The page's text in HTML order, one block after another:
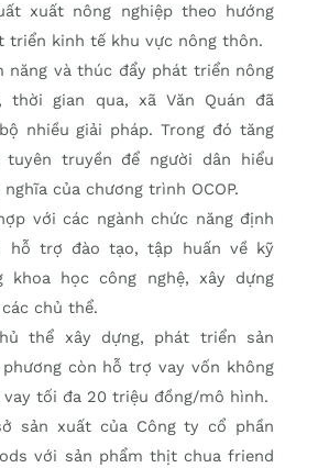
xuất nông nghiệp theo hướng
triển kinh tế khu vực nông thôn.
năng và thúc đẩy phát triển nông
thời gian qua, xã Văn Quán đã
nhiều giải pháp. Trong đó tăng
tuyên truyền để người dân hiểu
của chương trình OCOP.
với các ngành chức năng định
hỗ trợ đào tạo, tập huấn về kỹ
khoa học công nghệ, xây dựng
chủ thể.
thể xây dựng, phát triển sản
phương còn hỗ trợ vay vốn không
tối đa 20 triệu đồng/mô hình.
sản xuất của Công ty cổ phần
với sản phẩm thịt chua friend